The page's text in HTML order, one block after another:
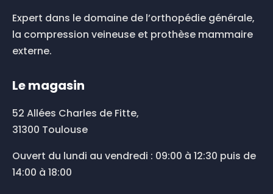
page
du
Expert dans le domaine de l’orthopédie générale,
la compression veineuse et prothèse mammaire
externe.
Le magasin
52 Allées Charles de Fitte,
31300 Toulouse
Ouvert du lundi au vendredi : 09:00 à 12:30 puis de
14:00 à 18:00